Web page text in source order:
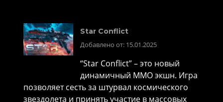
Star Conflict
Добавлено от: 15.01.2025
“Star Conflict” – это новый
динамичный MMO экшн. Игра
позволяет сесть за штурвал космического
звездолета и принять участие в массовых